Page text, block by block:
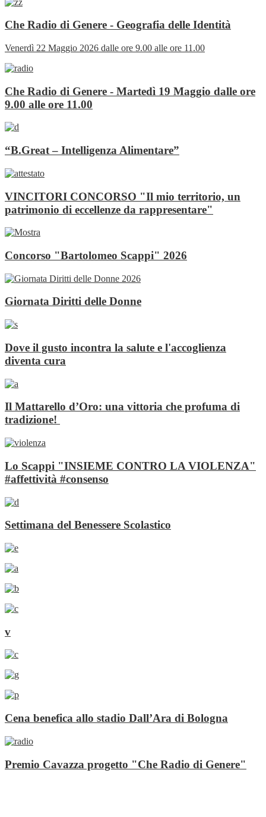
Che Radio di Genere - Geografia delle Identità
Venerdì 22 Maggio 2026 dalle ore 9.00 alle ore 11.00
Che Radio di Genere - Martedì 19 Maggio dalle ore
9.00 alle ore 11.00
“B.Great – Intelligenza Alimentare”
VINCITORI CONCORSO "Il mio territorio, un
patrimonio di eccellenze da rappresentare"
Concorso "Bartolomeo Scappi" 2026
Giornata Diritti delle Donne
Dove il gusto incontra la salute e l'accoglienza
diventa cura
Il Mattarello d’Oro: una vittoria che profuma di
tradizione!
Lo Scappi "INSIEME CONTRO LA VIOLENZA"
#affettività #consenso
Settimana del Benessere Scolastico
v
Cena benefica allo stadio Dall’Ara di Bologna
Premio Cavazza progetto "Che Radio di Genere"